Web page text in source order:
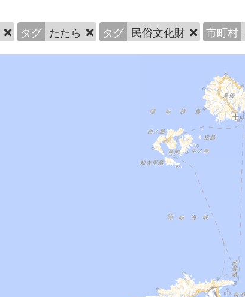
タグ たたら タグ 民俗文化財 市町村